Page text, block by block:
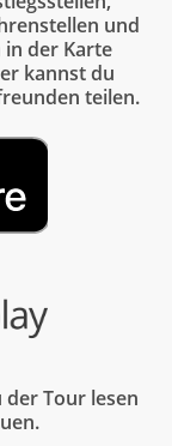
und
der Karte
kannst du
teilen.
Tour lesen